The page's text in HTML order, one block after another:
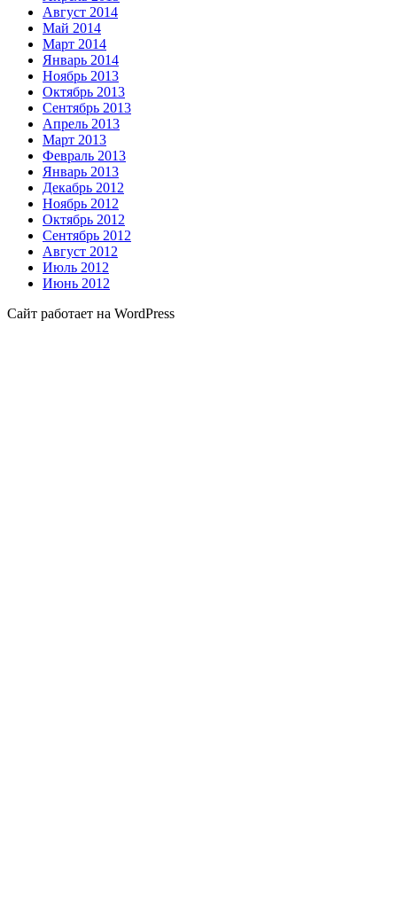
Август 2014
Май 2014
Март 2014
Январь 2014
Ноябрь 2013
Октябрь 2013
Сентябрь 2013
Апрель 2013
Март 2013
Февраль 2013
Январь 2013
Декабрь 2012
Ноябрь 2012
Октябрь 2012
Сентябрь 2012
Август 2012
Июль 2012
Июнь 2012
Сайт работает на WordPress